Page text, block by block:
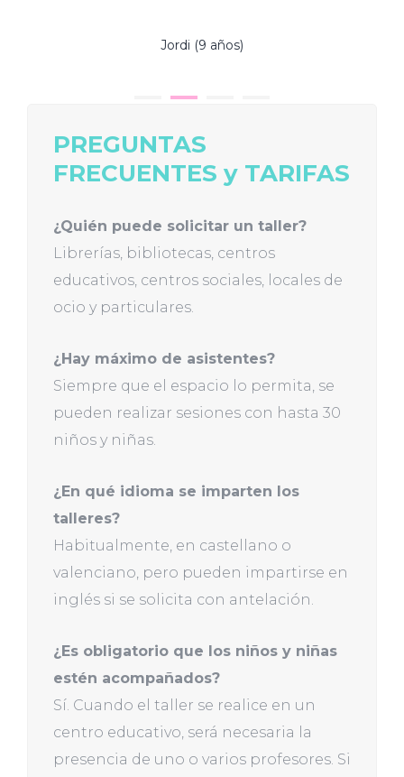
Jordi (9 años)
PREGUNTAS
FRECUENTES y TARIFAS
¿Quién puede solicitar un taller?
Librerías, bibliotecas, centros
educativos, centros sociales, locales de
ocio y particulares.
¿Hay máximo de asistentes?
Siempre que el espacio lo permita, se
pueden realizar sesiones con hasta 30
niños y niñas.
¿En qué idioma se imparten los
talleres?
Habitualmente, en castellano o
valenciano, pero pueden impartirse en
inglés si se solicita con antelación.
¿Es obligatorio que los niños y niñas
estén acompañados?
Sí. Cuando el taller se realice en un
centro educativo, será necesaria la
presencia de uno o varios profesores. Si